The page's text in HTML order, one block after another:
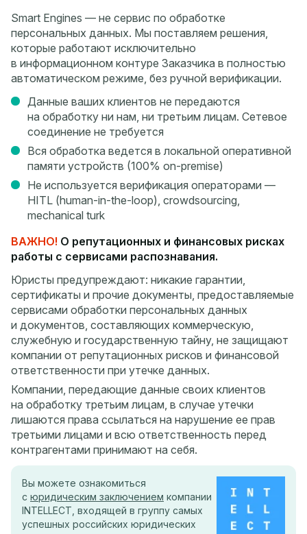
Smart Engines — не сервис по обработке
персональных данных. Мы поставляем решения,
которые работают исключительно
в информационном контуре Заказчика в полностью
автоматическом режиме, без ручной верификации.
Данные ваших клиентов не передаются
на обработку ни нам, ни третьим лицам. Сетевое
соединение не требуется
Вся обработка ведется в локальной оперативной
памяти устройств (100% on-premise)
Не используется верификация операторами —
HITL (human-in-the-loop), crowdsourcing,
mechanical turk
ВАЖНО! О репутационных и финансовых рисках
работы с сервисами распознавания.
Юристы предупреждают: никакие гарантии,
сертификаты и прочие документы, предоставляемые
сервисами обработки персональных данных
и документов, составляющих коммерческую,
служебную и государственную тайну, не защищают
компании от репутационных рисков и финансовой
ответственности при утечке данных.
Компании, передающие данные своих клиентов
на обработку третьим лицам, в случае утечки
лишаются права ссылаться на нарушение ее прав
третьими лицами и всю ответственность перед
контрагентами принимают на себя.
Вы можете ознакомиться
с юридическим заключением компании
INTELLECT, входящей в группу самых
успешных российских юридических